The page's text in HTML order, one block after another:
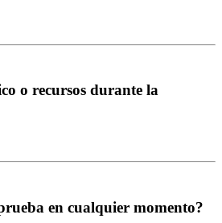
o recursos durante la
en cualquier momento?